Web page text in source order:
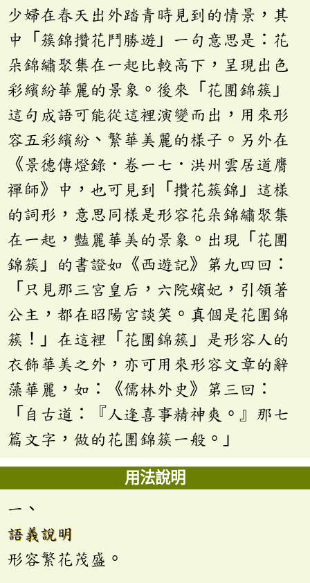
少婦在春天出外踏青時見到的情景，其
中「簇錦攢花鬥勝遊」一句意思是：花
朵錦繡聚集在一起比較高下，呈現出色
彩繽紛華麗的景象。後來「花團錦簇」
這句成語可能從這裡演變而出，用來形
容五彩繽紛、繁華美麗的樣子。另外在
《景德傳燈錄．卷一七．洪州雲居道膺
禪師》中，也可見到「攢花簇錦」這樣
的詞形，意思同樣是形容花朵錦繡聚集
在一起，豔麗華美的景象。出現「花團
錦簇」的書證如《西遊記》第九四回：
「只見那三宮皇后，六院嬪妃，引領著
公主，都在昭陽宮談笑。真個是花團錦
簇！」在這裡「花團錦簇」是形容人的
衣飾華美之外，亦可用來形容文章的辭
藻華麗，如：《儒林外史》第三回：
「自古道：『人逢喜事精神爽。』那七
篇文字，做的花團錦簇一般。」
用法說明
一、
語義說明
形容繁花茂盛。